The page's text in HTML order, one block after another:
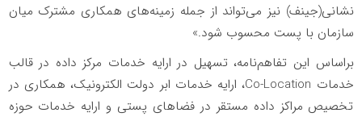
نشانی(جی‎نف) نیز می‌تواند از جمله زمینه‌های همکاری مشترک میان
سازمان با پست محسوب شود.»
براساس این تفاهم‌نامه، تسهیل در ارایه خدمات مرکز داده در قالب
خدمات Co-Location، ارایه خدمات ابر دولت الکترونیک، همکاری در
تخصیص مراکز داده مستقر در فضاهای پستی و ارایه خدمات حوزه